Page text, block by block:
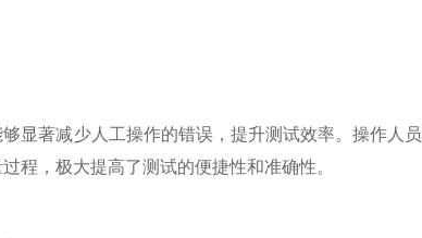
著减少人工操作的错误，提升测试效率。操作人
程，极大提高了测试的便捷性和准确性。